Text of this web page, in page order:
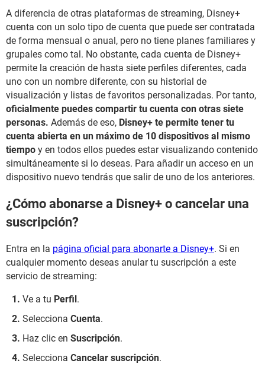
A diferencia de otras plataformas de streaming, Disney+
cuenta con un solo tipo de cuenta que puede ser contratada
de forma mensual o anual, pero no tiene planes familiares y
grupales como tal. No obstante, cada cuenta de Disney+
permite la creación de hasta siete perfiles diferentes, cada
uno con un nombre diferente, con su historial de
visualización y listas de favoritos personalizadas. Por tanto,
oficialmente puedes compartir tu cuenta con otras siete
personas. Además de eso, Disney+ te permite tener tu
cuenta abierta en un máximo de 10 dispositivos al mismo
tiempo y en todos ellos puedes estar visualizando contenido
simultáneamente si lo deseas. Para añadir un acceso en un
dispositivo nuevo tendrás que salir de uno de los anteriores.
¿Cómo abonarse a Disney+ o cancelar una
suscripción?
Entra en la página oficial para abonarte a Disney+. Si en
cualquier momento deseas anular tu suscripción a este
servicio de streaming:
Ve a tu Perfil .
Selecciona Cuenta.
Haz clic en Suscripción.
Selecciona Cancelar suscripción.